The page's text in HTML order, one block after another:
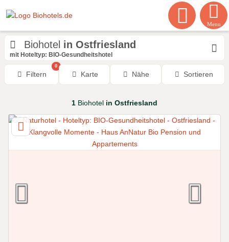
Menu
Biohotel in Ostfriesland
mit Hoteltyp: BIO-Gesundheitshotel
Filtern
0
Karte Nähe Sortieren
1 Biohotel in Ostfriesland